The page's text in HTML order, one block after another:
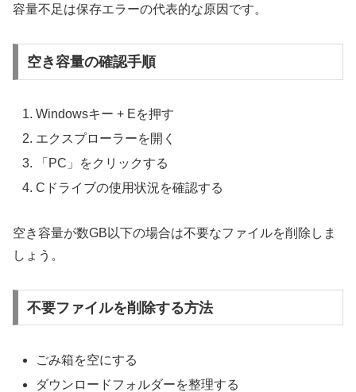
容量不足は保存エラーの代表的な原因です。
空き容量の確認手順
Windowsキー + Eを押す
エクスプローラーを開く
「PC」をクリックする
Cドライブの使用状況を確認する
空き容量が数GB以下の場合は不要なファイルを削除しま
しょう。
不要ファイルを削除する方法
ごみ箱を空にする
ダウンロードフォルダーを整理する